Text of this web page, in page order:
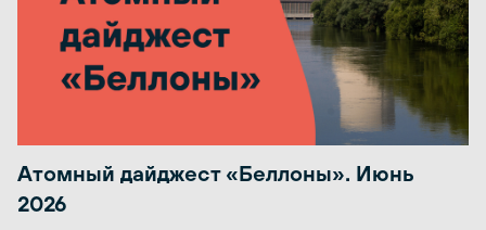
Атомный дайджест «Беллоны». Июнь
2026